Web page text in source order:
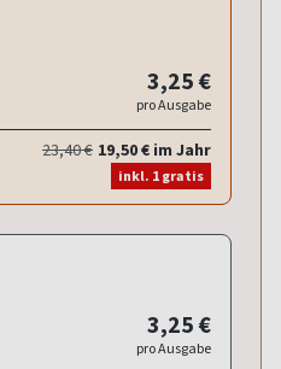
3,25 €
pro Ausgabe
23,40 € 19,50 € im Jahr
inkl. 1 gratis
3,25 €
pro Ausgabe